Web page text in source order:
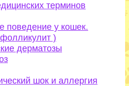
терминов
поведение у кошек.
)
дерматозы
шок и аллергия